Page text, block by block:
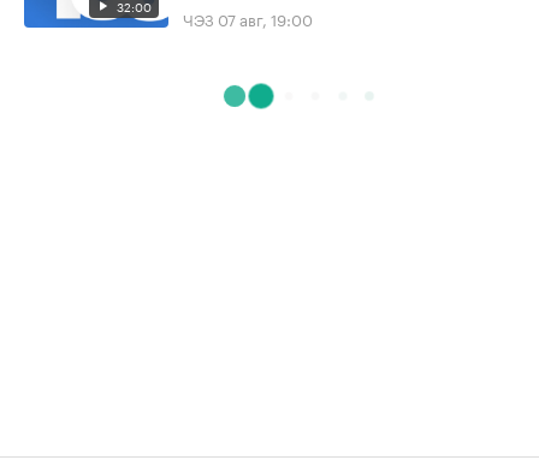
32:00 ЧЭЗ 07 авг, 19:00